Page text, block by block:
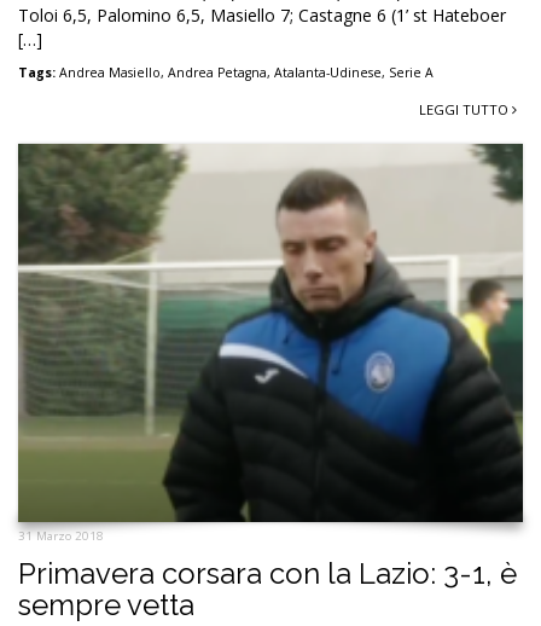
Toloi 6,5, Palomino 6,5, Masiello 7; Castagne 6 (1’ st Hateboer
[…]
Tags: Andrea Masiello, Andrea Petagna, Atalanta-Udinese, Serie A
LEGGI TUTTO
31 Marzo 2018
Primavera corsara con la Lazio: 3-1, è
sempre vetta